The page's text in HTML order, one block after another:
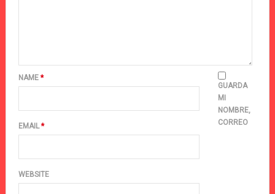
NAME *
EMAIL*
WEBSITE
GUARDA
MI
NOMBRE,
CORREO